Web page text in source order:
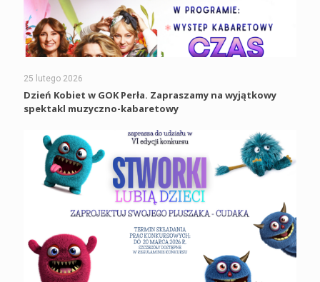
25 lutego 2026
Dzień Kobiet w GOK Perła. Zapraszamy na wyjątkowy
spektakl muzyczno-kabaretowy